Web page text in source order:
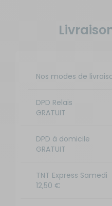
Nos modes de
DPD Relais
GRATUIT
DPD à domicile
GRATUIT
TNT Express Samedi
12,50 €